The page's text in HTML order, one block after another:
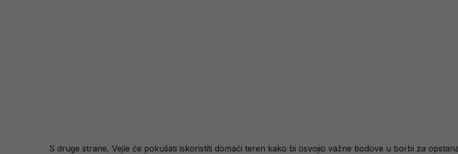
S druge strane, Vejle će pokušati iskoristiti domaći teren kako bi osvojio važne bodove u borbi za